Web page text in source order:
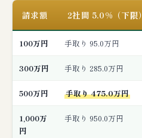
請求額 2社間 5.0%（下限）
100万円 手取り 95.0万円
300万円 手取り 285.0万円
500万円 手取り 475.0万円
1,000万
円
手取り 950.0万円